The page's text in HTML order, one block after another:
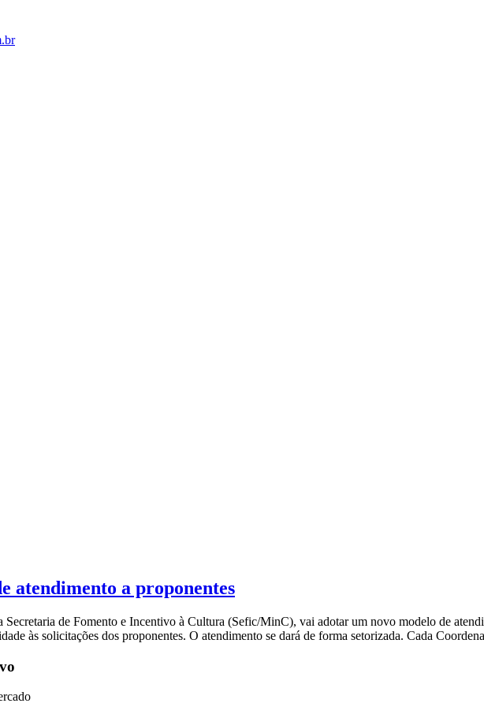
atendimento a proponentes
de Fomento e Incentivo à Cultura (Sefic/MinC), vai adotar um novo modelo de
às solicitações dos proponentes. O atendimento se dará de forma setorizada. Cada